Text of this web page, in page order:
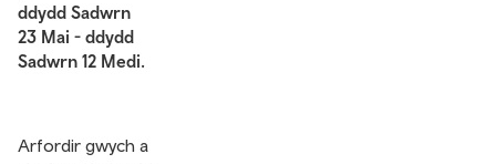
ddydd Sadwrn
23 Mai - ddydd
Sadwrn 12 Medi.
Arfordir gwych a